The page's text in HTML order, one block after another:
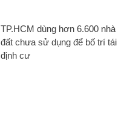
TP.HCM dùng hơn 6.600 nhà
đất chưa sử dụng để bố trí tái
định cư